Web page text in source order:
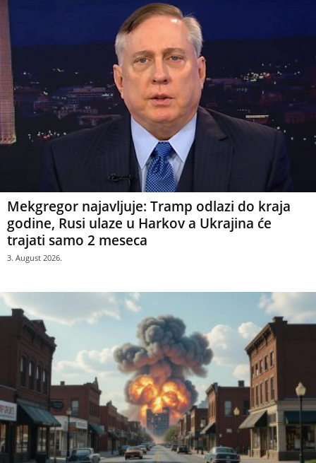
Mekgregor najavljuje: Tramp odlazi do kraja
godine, Rusi ulaze u Harkov a Ukrajina će
trajati samo 2 meseca
3. August 2026.